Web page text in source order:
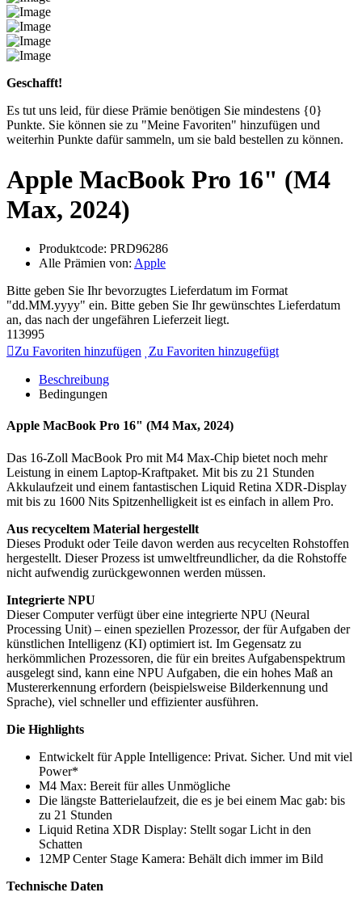
Geschafft!
Es tut uns leid, für diese Prämie benötigen Sie mindestens {0}
Punkte. Sie können sie zu "Meine Favoriten" hinzufügen und
weiterhin Punkte dafür sammeln, um sie bald bestellen zu können.
Apple MacBook Pro 16" (M4
Max, 2024)
Produktcode: PRD96286
Alle Prämien von: Apple
Bitte geben Sie Ihr bevorzugtes Lieferdatum im Format
"dd.MM.yyyy" ein. Bitte geben Sie Ihr gewünschtes Lieferdatum
an, das nach der ungefähren Lieferzeit liegt.
113995
Zu Favoriten hinzufügen
Zu Favoriten hinzugefügt
Beschreibung
Bedingungen
Apple MacBook Pro 16" (M4 Max, 2024)
Das 16-Zoll MacBook Pro mit M4 Max-Chip bietet noch mehr
Leistung in einem Laptop-Kraftpaket. Mit bis zu 21 Stunden
Akkulaufzeit und einem fantastischen Liquid Retina XDR-Display
mit bis zu 1600 Nits Spitzenhelligkeit ist es einfach in allem Pro.
Aus recyceltem Material hergestellt
Dieses Produkt oder Teile davon werden aus recycelten Rohstoffen
hergestellt. Dieser Prozess ist umweltfreundlicher, da die Rohstoffe
nicht aufwendig zurückgewonnen werden müssen.
Integrierte NPU
Dieser Computer verfügt über eine integrierte NPU (Neural
Processing Unit) – einen speziellen Prozessor, der für Aufgaben der
künstlichen Intelligenz (KI) optimiert ist. Im Gegensatz zu
herkömmlichen Prozessoren, die für ein breites Aufgabenspektrum
ausgelegt sind, kann eine NPU Aufgaben, die ein hohes Maß an
Mustererkennung erfordern (beispielsweise Bilderkennung und
Sprache), viel schneller und effizienter ausführen.
Die Highlights
Entwickelt für Apple Intelligence: Privat. Sicher. Und mit viel
Power*
M4 Max: Bereit für alles Unmögliche
Die längste Batterie­laufzeit, die es je bei einem Mac gab: bis
zu 21 Stunden
Liquid Retina XDR Display: Stellt sogar Licht in den
Schatten
12MP Center Stage Kamera: Behält dich immer im Bild
Technische Daten